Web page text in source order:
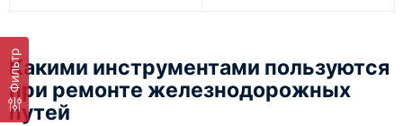
Фильтр
Какими инструментами пользуются
при ремонте железнодорожных
путей